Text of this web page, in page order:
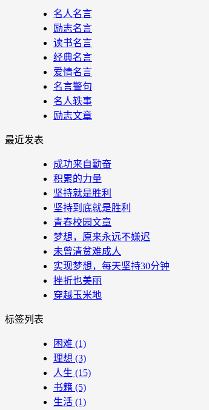
名人名言
励志名言
读书名言
经典名言
爱情名言
名言警句
名人轶事
励志文章
最近发表
成功来自勤奋
积累的力量
坚持就是胜利
坚持到底就是胜利
青春校园文章
梦想，原来永远不嫌迟
未曾清贫难成人
实现梦想，每天坚持30分钟
挫折也美丽
穿越玉米地
标签列表
困难 (1)
理想 (3)
人生 (15)
书籍 (5)
生活 (1)